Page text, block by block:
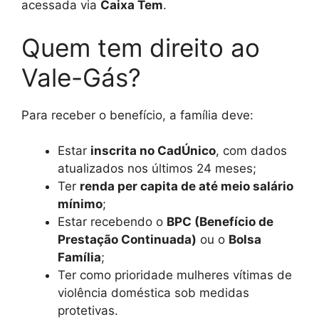
acessada via Caixa Tem.
Quem tem direito ao
Vale-Gás?
Para receber o benefício, a família deve:
Estar inscrita no CadÚnico, com dados
atualizados nos últimos 24 meses;
Ter renda per capita de até meio salário
mínimo;
Estar recebendo o BPC (Benefício de
Prestação Continuada) ou o Bolsa
Família;
Ter como prioridade mulheres vítimas de
violência doméstica sob medidas
protetivas.